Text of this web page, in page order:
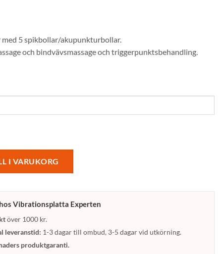
med 5 spikbollar/akupunkturbollar.
och bindvävsmassage och triggerpunktsbehandling.
I VARUKORG
Vibrationsplatta Experten
över 1000 kr.
leveranstid: 1-3 dagar till ombud, 3-5 dagar vid utkörning.
produktgaranti.